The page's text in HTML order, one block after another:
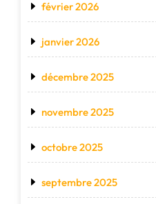
février 2026
janvier 2026
décembre 2025
novembre 2025
octobre 2025
septembre 2025